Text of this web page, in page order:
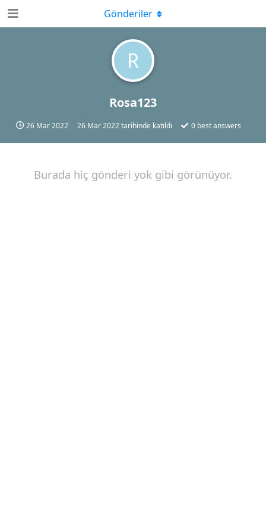
R
Rosa123
26 Mar 2022 26 Mar 2022tarihinde katıldı 0 best answers
Gönderiler
Burada hiç gönderi yok gibi görünüyor.